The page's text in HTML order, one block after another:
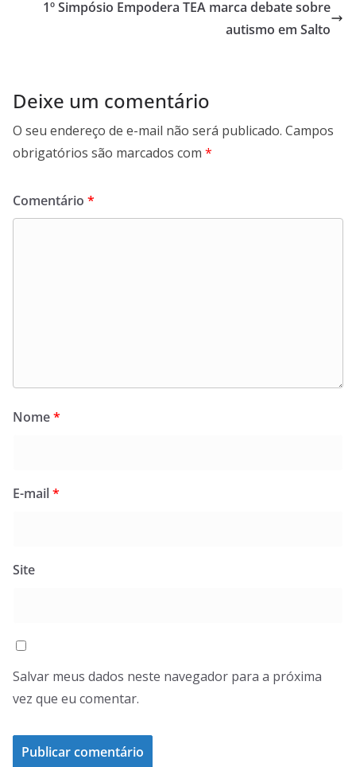
k p n m
1º Simpósio Empodera TEA marca debate sobre
autismo em Salto
Deixe um comentário
O seu endereço de e-mail não será publicado. Campos
obrigatórios são marcados com *
Comentário *
Nome*
E-mail*
Site
Salvar meus dados neste navegador para a próxima
vez que eu comentar.